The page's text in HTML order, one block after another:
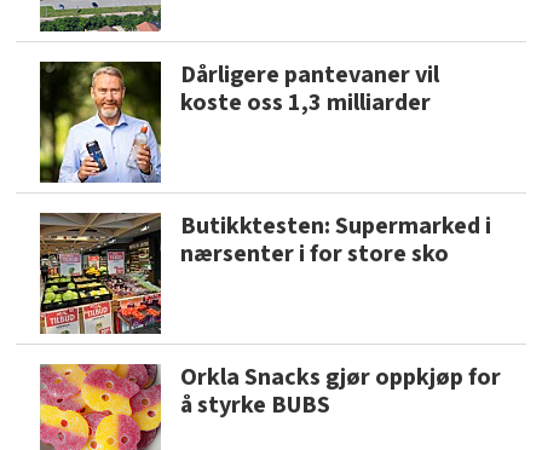
Dårligere pantevaner vil
koste oss 1,3 milliarder
Butikktesten: Supermarked i
nærsenter i for store sko
Orkla Snacks gjør oppkjøp for
å styrke BUBS